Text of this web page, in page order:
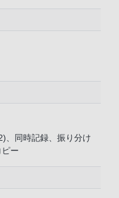
、同時記録、振り分け
ー